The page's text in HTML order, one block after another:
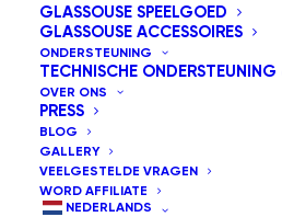
GLASSOUSE SPEELGOED
GLASSOUSE ACCESSOIRES
ONDERSTEUNING
TECHNISCHE
OVER ONS
PRESS
BLOG
GALLERY
VEELGESTELDE VRAGEN
WORD AFFILIATE
NEDERLANDS